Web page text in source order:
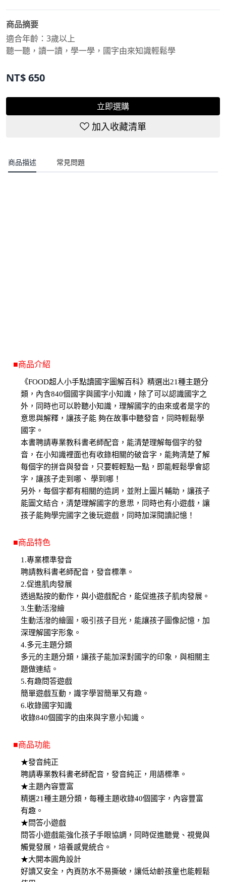
商品摘要
適合年齡：3歲以上
聽一聽，讀一讀，學一學，國字由來知識輕鬆學
NT$650
立即選購
加入收藏清單
商品描述 常見問題
■商品介紹
《FOOD超人小手點讀國字圖解百科》精選出21種主題分
類，內含840個國字與國字小知識，除了可以認識國字之
外，同時也可以聆聽小知識，理解國字的由來或者是字的
意思與解釋，讓孩子能 夠在故事中聽發音，同時輕鬆學
國字。
本書聘請專業教科書老師配音，能清楚理解每個字的發
音，在小知識裡面也有收錄相關的破音字，能夠清楚了解
每個字的拼音與發音，只要輕輕點一點，即能輕鬆學會認
字，讓孩子走到哪、 學到哪！
另外，每個字都有相關的造詞，並附上圖片輔助，讓孩子
能圖文結合，清楚理解國字的意思，同時也有小遊戲，讓
孩子能夠學完國字之後玩遊戲，同時加深閱讀記憶！
■商品特色
1.專業標準發音
聘請教科書老師配音，發音標準。
2.促進肌肉發展
透過點按的動作，與小遊戲配合，能促進孩子肌肉發展。
3.生動活潑繪
生動活潑的繪圖，吸引孩子目光，能讓孩子圖像記憶，加
深理解國字形象。
4.多元主題分類
多元的主題分類，讓孩子能加深對國字的印象，與相關主
題做連結。
5.有趣問答遊戲
簡單遊戲互動，識字學習簡單又有趣。
6.收錄國字知識
收錄840個國字的由來與字意小知識。
■商品功能
★發音純正
聘請專業教科書老師配音，發音純正，用語標準。
★主題內容豐富
精選21種主題分類，每種主題收錄40個國字，內容豐富
有趣。
★問答小遊戲
問答小遊戲能強化孩子手眼協調，同時促進聽覺、視覺與
觸覺發展，培養感覺統合。
★大開本圓角設計
好讀又安全，內頁防水不易撕破，讓低幼齡孩童也能輕鬆